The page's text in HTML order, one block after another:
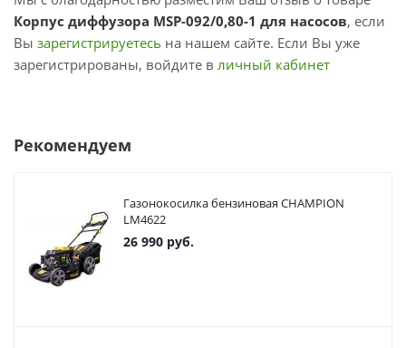
Корпус диффузора MSP-092/0,80-1 для насосов, если
Вы зарегистрируетесь на нашем сайте. Если Вы уже
зарегистрированы, войдите в личный кабинет
Рекомендуем
Газонокосилка бензиновая CHAMPION
LM4622
26 990 руб.